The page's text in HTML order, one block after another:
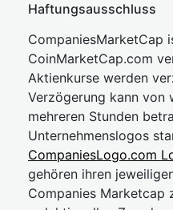
Haftungsausschluss
CompaniesMarketCap
CoinMarketCap.com
Aktienkurse werden
Verzögerung kann von
mehreren Stunden
Unternehmenslogos
CompaniesLogo.com
gehören ihren
Companies Marketcap